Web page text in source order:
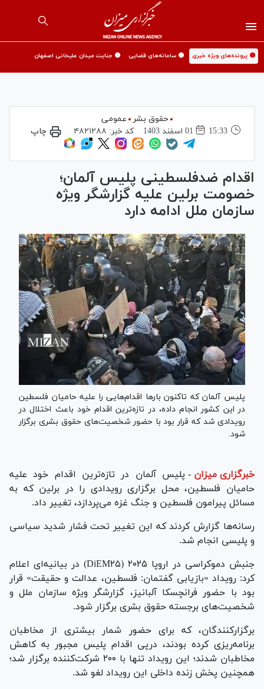
🟡 پرونده‌های ویژه خبری 🟡 سامانه‌های قضایی 🟡 جنایت میدان علیخانی اصفهان
حقوق بشر
عمومی
15:33
01 اسفند 1403 کد خبر: ۴۸۲۱۲۸۸ چاپ
اقدام ضدفلسطینی پلیس آلمان؛
خصومت برلین علیه گزارشگر ویژه
سازمان ملل ادامه دارد
پلیس آلمان که تاکنون بار‌ها اقدام‌هایی را علیه حامیان فلسطین
در این کشور انجام داده، در تازه‌ترین اقدام خود باعث اختلال در
رویدادی شد که قرار بود با حضور شخصیت‌های حقوق بشری برگزار
شود.
خبرگزاری میزان - پلیس آلمان در تازه‌ترین اقدام خود علیه
حامیان فلسطین، محل برگزاری رویدادی را در برلین که به
مسائل پیرامون فلسطین و جنگ غزه می‌پردازد، تغییر داد.
رسانه‌ها گزارش کردند که این تغییر تحت فشار شدید سیاسی
و پلیسی انجام شد.
جنبش دموکراسی در اروپا ۲۰۲۵ (DiEM۲۵) در بیانیه‌ای اعلام
کرد: رویداد «بازیابی گفتمان: فلسطین، عدالت و حقیقت» قرار
بود با حضور فرانچسکا آلبانیز، گزارشگر ویژه سازمان ملل و
شخصیت‌های برجسته حقوق بشری برگزار شود.
برگزارکنندگان، که برای حضور شمار بیشتری از مخاطبان
برنامه‌ریزی کرده بودند، درپی اقدام پلیس مجبور به کاهش
مخاطبان شدند؛ این رویداد تنها با ۲۰۰ شرکت‌کننده برگزار شد؛
همچنین پخش زنده داخلی این رویداد لغو شد.